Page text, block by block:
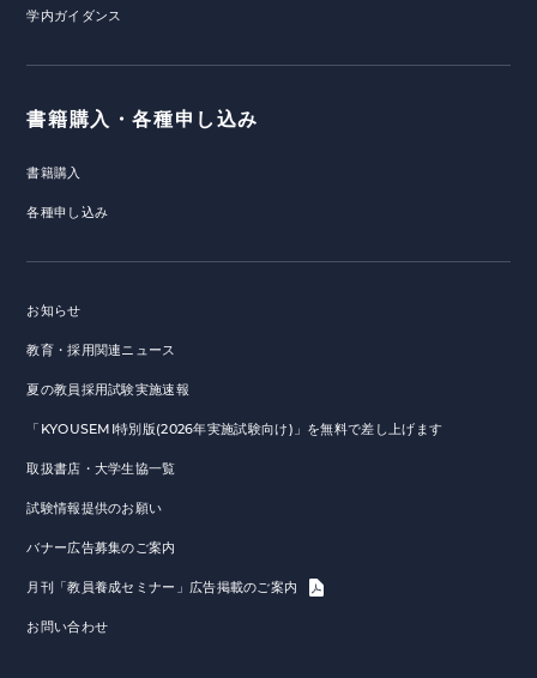
学内ガイダンス
書籍購入・各種申し込み
書籍購入
各種申し込み
お知らせ
教育・採用関連ニュース
夏の教員採用試験実施速報
「KYOUSEMI特別版(2026年実施試験向け)」を無料で差し上げます
取扱書店・大学生協一覧
試験情報提供のお願い
バナー広告募集のご案内
月刊「教員養成セミナー」広告掲載のご案内
お問い合わせ